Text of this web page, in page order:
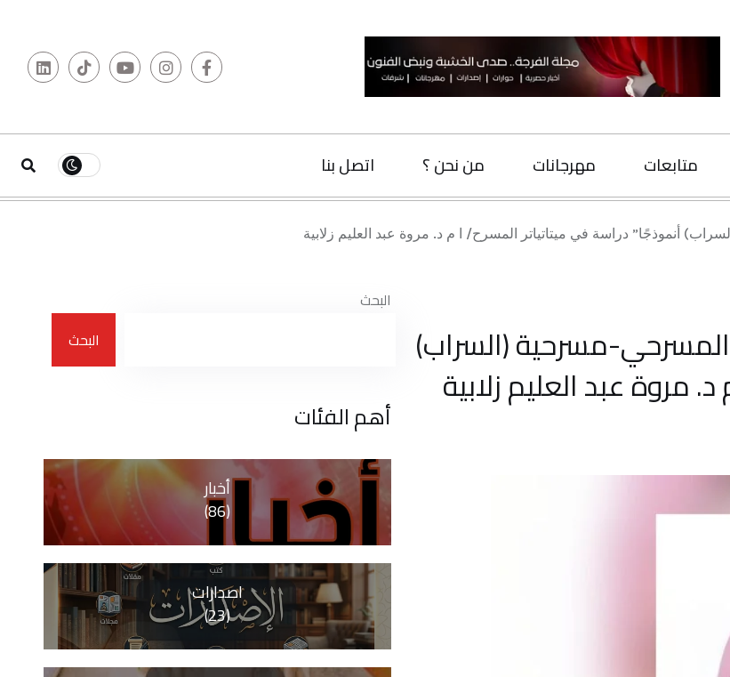
مهرجانات من نحن ؟ اتصل بنا
دراسة في ميتاتياتر المسرح/ ا م د. مروة عبد العليم زلابية
مسرحية (السراب)
العليم زلابية
أهم الفئات
(86)
اصدارات
(23)